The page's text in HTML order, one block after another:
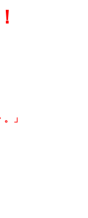
」